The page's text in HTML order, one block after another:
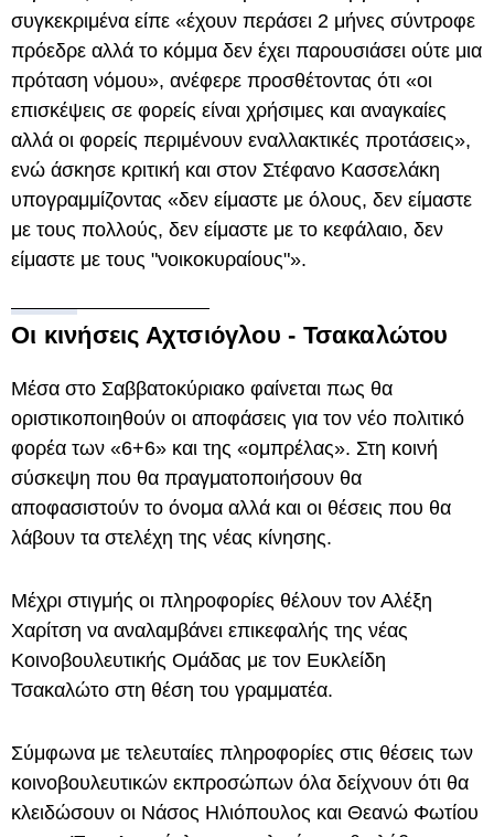
συγκεκριμένα είπε «έχουν περάσει 2 μήνες σύντροφε
πρόεδρε αλλά το κόμμα δεν έχει παρουσιάσει ούτε μια
πρόταση νόμου», ανέφερε προσθέτοντας ότι «οι
επισκέψεις σε φορείς είναι χρήσιμες και αναγκαίες
αλλά οι φορείς περιμένουν εναλλακτικές προτάσεις»,
ενώ άσκησε κριτική και στον Στέφανο Κασσελάκη
υπογραμμίζοντας «δεν είμαστε με όλους, δεν είμαστε
με τους πολλούς, δεν είμαστε με το κεφάλαιο, δεν
είμαστε με τους "νοικοκυραίους"».
Οι κινήσεις Αχτσιόγλου - Τσακαλώτου
Μέσα στο Σαββατοκύριακο φαίνεται πως θα
οριστικοποιηθούν οι αποφάσεις για τον νέο πολιτικό
φορέα των «6+6» και της «ομπρέλας». Στη κοινή
σύσκεψη που θα πραγματοποιήσουν θα
αποφασιστούν το όνομα αλλά και οι θέσεις που θα
λάβουν τα στελέχη της νέας κίνησης.
Μέχρι στιγμής οι πληροφορίες θέλουν τον Αλέξη
Χαρίτση να αναλαμβάνει επικεφαλής της νέας
Κοινοβουλευτικής Ομάδας με τον Ευκλείδη
Τσακαλώτο στη θέση του γραμματέα.
Σύμφωνα με τελευταίες πληροφορίες στις θέσεις των
κοινοβουλευτικών εκπροσώπων όλα δείχνουν ότι θα
κλειδώσουν οι Νάσος Ηλιόπουλος και Θεανώ Φωτίου